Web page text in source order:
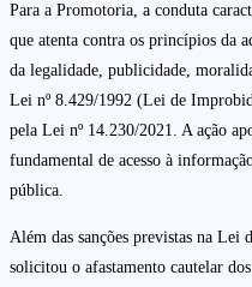
Para a Promotoria, a conduta
que atenta contra os princípios da
da legalidade, publicidade,
Lei nº 8.429/1992 (Lei de
pela Lei nº 14.230/2021. A ação
fundamental de acesso à
pública.
Além das sanções previstas na
solicitou o afastamento cautelar